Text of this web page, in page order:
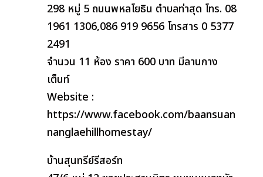
298 หมู่ 5 ถนนพหลโยธิน ตำบลท่าสุด โทร. 08
1961 1306,086 919 9656 โทรสาร 0 5377
2491
จำนวน 11 ห้อง ราคา 600 บาท มีลานกาง
เต็นท์
Website :
https://www.facebook.com/baansuan
nanglaehillhomestay/
บ้านสุนทรีย์รีสอร์ท